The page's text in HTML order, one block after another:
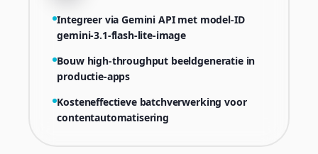
Integreer via Gemini API met model-ID
gemini-3.1-flash-lite-image
Bouw high-throughput beeldgeneratie in
productie-apps
Kosteneffectieve batchverwerking voor
contentautomatisering